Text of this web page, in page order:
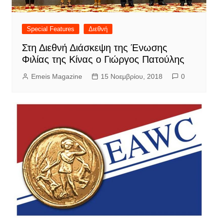
Special Features Διεθνή
Στη Διεθνή Διάσκεψη της Ένωσης
Φιλίας της Κίνας ο Γιώργος Πατούλης
Emeis Magazine 15 Νοεμβρίου, 2018 0